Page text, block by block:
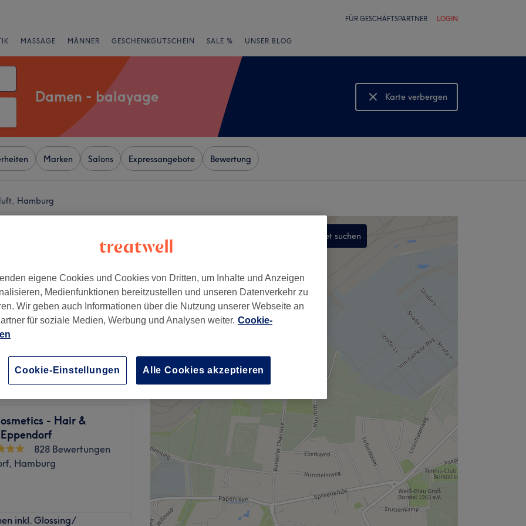
FÜR GESCHÄFTSPARTNER LOGIN
MASSAGE MÄNNER GESCHENKGUTSCHEIN SALE % UNSER BLOG
Damen - balayage
Karte verbergen
Karte anzeigen
Marken Salons Expressangebote Bewertung
Hamburg
Hamburg
sich ein klares Ziel
Wunschfrisur zu
- Hair &
828 Bewertungen
Hamburg
inkl. Glossing/
−
In diesem Gebiet suchen
eigene Cookies und Cookies von Dritten, um Inhalte und Anzeigen
Medienfunktionen bereitzustellen und unseren Datenverkehr zu
Wir geben auch Informationen über die Nutzung unserer Webseite an
für soziale Medien, Werbung und Analysen weiter. Cookie-
Cookie-Einstellungen Alle Cookies akzeptieren